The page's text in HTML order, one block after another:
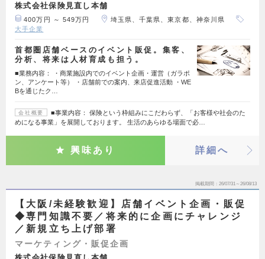
株式会社保険見直し本舗
400万円 ～ 549万円
埼玉県、千葉県、東京都、神奈川県
大手企業
首都圏店舗ベースのイベント販促。集客、
分析、将来は人材育成も担う。
■業務内容： ・商業施設内でのイベント企画・運営（ガラポ
ン、アンケート等） ・店舗前での案内、来店促進活動 ・WE
Bを通じたク…
会社概要
■事業内容： 保険という枠組みにこだわらず、「お客様や社会のた
めになる事業」を展開しております。 生活のあらゆる場面で必…
興味あり 詳細へ
掲載期間 26/07/31～26/08/13
【大阪/未経験歓迎】店舗イベント企画・販促
◆専門知識不要／将来的に企画にチャレンジ
／新規立ち上げ部署
マーケティング・販促企画